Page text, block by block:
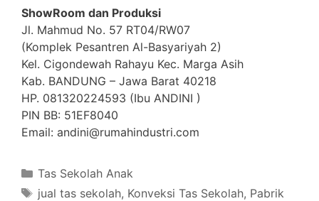
ShowRoom dan Produksi
Jl. Mahmud No. 57 RT04/RW07
(Komplek Pesantren Al-Basyariyah 2)
Kel. Cigondewah Rahayu Kec. Marga Asih
Kab. BANDUNG – Jawa Barat 40218
HP. 081320224593 (Ibu ANDINI )
PIN BB: 51EF8040
Email: andini@rumahindustri.com
Categories
Tas Sekolah Anak
Tags
jual tas sekolah, Konveksi Tas Sekolah, Pabrik